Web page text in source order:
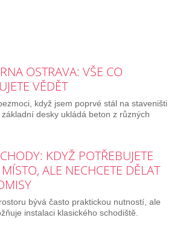
OSTRAVA: VŠE CO
VĚDĚT
když jsem poprvé stál na staveništi
desky ukládá beton z různých
KDYŽ POTŘEBUJETE
ALE NECHCETE DĚLAT
bývá často praktickou nutností, ale
instalaci klasického schodiště.